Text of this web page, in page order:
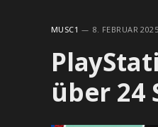
MUSC1 8. FEBRUAR 2025
über 24